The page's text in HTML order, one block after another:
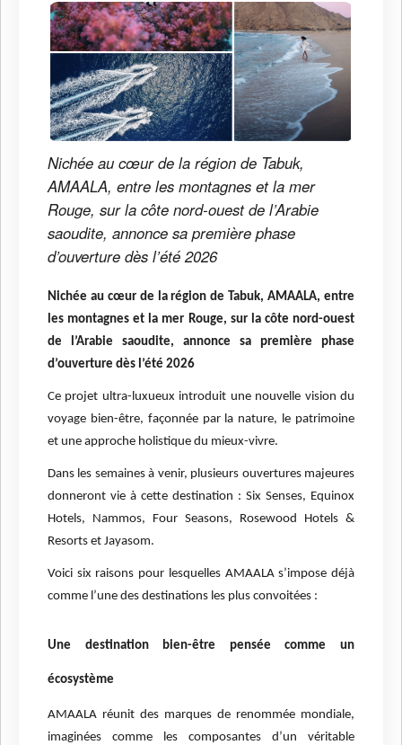
Nichée au cœur de la région de Tabuk,
AMAALA, entre les montagnes et la mer
Rouge, sur la côte nord-ouest de l’Arabie
saoudite, annonce sa première phase
d’ouverture dès l’été 2026
Nichée au cœur de la région de Tabuk, AMAALA, entre
les montagnes et la mer Rouge, sur la côte nord-ouest
de l’Arabie saoudite, annonce sa première phase
d’ouverture dès l’été 2026
Ce projet ultra-luxueux introduit une nouvelle vision du
voyage bien-être, façonnée par la nature, le patrimoine
et une approche holistique du mieux-vivre.
Dans les semaines à venir, plusieurs ouvertures majeures
donneront vie à cette destination : Six Senses, Equinox
Hotels, Nammos, Four Seasons, Rosewood Hotels &
Resorts et Jayasom.
Voici six raisons pour lesquelles AMAALA s’impose déjà
comme l’une des destinations les plus convoitées :
Une destination bien-être pensée comme un
écosystème
AMAALA réunit des marques de renommée mondiale,
imaginées comme les composantes d’un véritable